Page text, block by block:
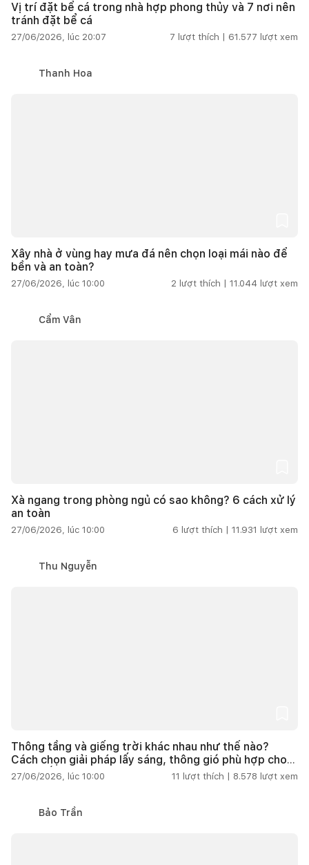
Vị trí đặt bể cá trong nhà hợp phong thủy và 7 nơi nên
tránh đặt bể cá
27/06/2026, lúc 20:07 7 lượt thích | 61.577 lượt xem
Thanh Hoa
Xây nhà ở vùng hay mưa đá nên chọn loại mái nào để
bền và an toàn?
27/06/2026, lúc 10:00 2 lượt thích | 11.044 lượt xem
Cẩm Vân
Xà ngang trong phòng ngủ có sao không? 6 cách xử lý
an toàn
27/06/2026, lúc 10:00 6 lượt thích | 11.931 lượt xem
Thu Nguyễn
Thông tầng và giếng trời khác nhau như thế nào?
Cách chọn giải pháp lấy sáng, thông gió phù hợp cho
nhà phố
27/06/2026, lúc 10:00 11 lượt thích | 8.578 lượt xem
Bảo Trần